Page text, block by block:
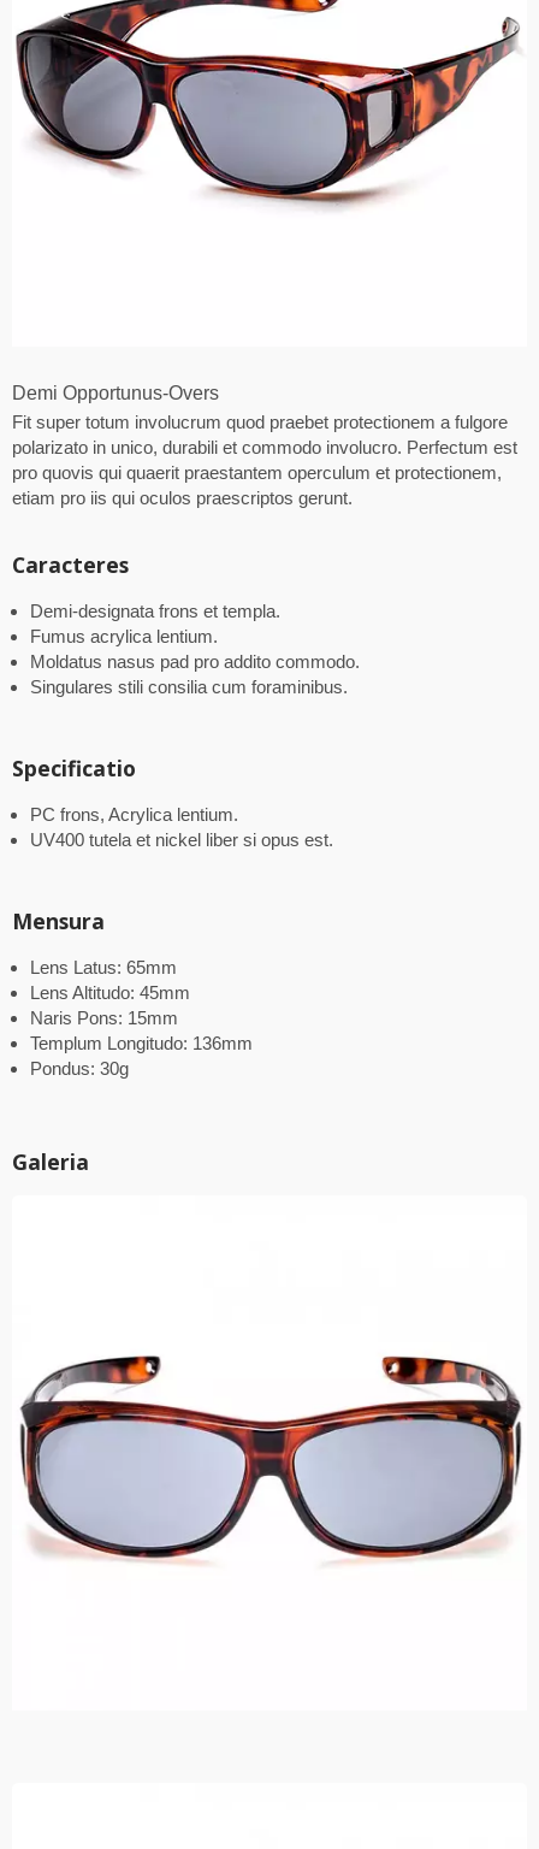
Demi Opportunus-Overs
Fit super totum involucrum quod praebet protectionem a fulgore
polarizato in unico, durabili et commodo involucro. Perfectum est
pro quovis qui quaerit praestantem operculum et protectionem,
etiam pro iis qui oculos praescriptos gerunt.
Caracteres
Demi-designata frons et templa.
Fumus acrylica lentium.
Moldatus nasus pad pro addito commodo.
Singulares stili consilia cum foraminibus.
Specificatio
PC frons, Acrylica lentium.
UV400 tutela et nickel liber si opus est.
Mensura
Lens Latus: 65mm
Lens Altitudo: 45mm
Naris Pons: 15mm
Templum Longitudo: 136mm
Pondus: 30g
Galeria